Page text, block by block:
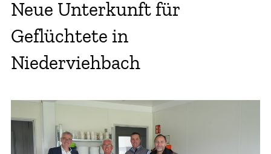
Neue Unterkunft für
Geflüchtete in
Niederviehbach